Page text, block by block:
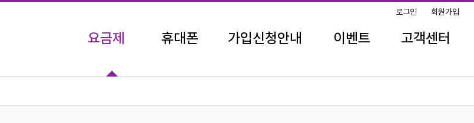
로그인 회원가입
요금제 휴대폰 가입신청안내 이벤트 고객센터